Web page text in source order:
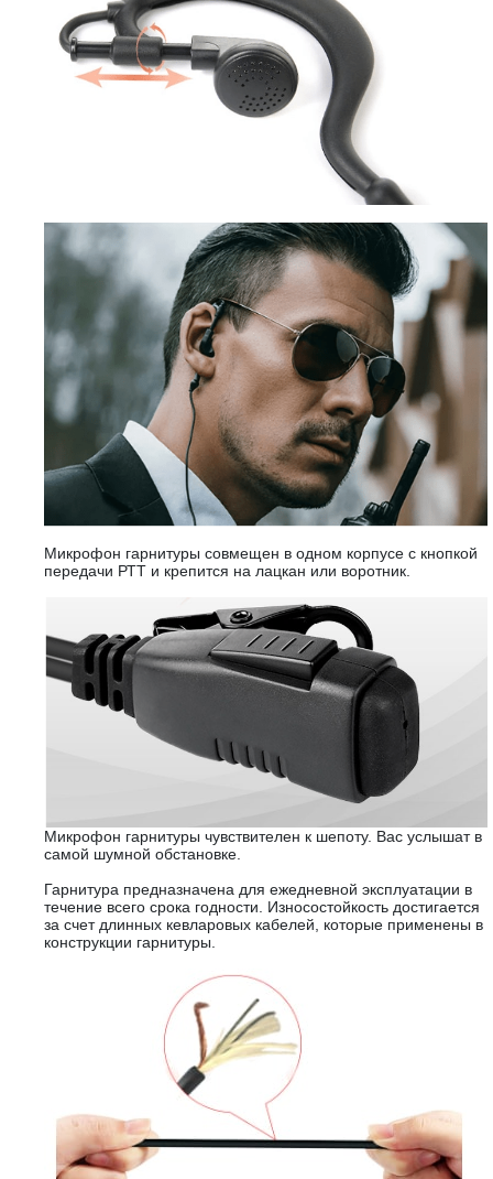
Микрофон гарнитуры совмещен в одном корпусе с кнопкой
передачи РТТ и крепится на лацкан или воротник.
Микрофон гарнитуры чувствителен к шепоту. Вас услышат в
самой шумной обстановке.
Гарнитура предназначена для ежедневной эксплуатации в
течение всего срока годности. Износостойкость достигается
за счет длинных кевларовых кабелей, которые применены в
конструкции гарнитуры.